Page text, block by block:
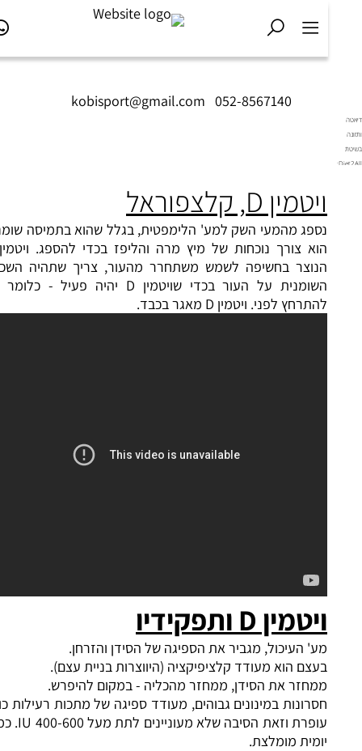
kobisport@gmail.com|052-8567140
Diet2All:
ויטמין D, קלצפוראל
נספג מהמעי השק למע' הלימפטית, בגלל שהוא בתמיסה שומנית
הוא צורך נוכחות של מיץ מרה והליפז בכדי להספג. ויטמין D
הנוצר בחשיפה לשמש משתחרר מהעור, צריך שתהיה השכבה
השומנית על העור בכדי שויטמין D יהיה פעיל - כלומר לא
להתרחץ לפני. ויטמין D מאגר בכבד.
ויטמין D ותפקידיו
מע' העיכול, מגביר את הספיגה של הסידן והזרחן.
בעצם הוא מעודד קלציפיקציה (היווצרות בניית עצם).
ממחזר את הסידן, ממחזר מהכליה - במקום להיפרש.
חסרונות במינונים גבוהים, מעודד ספיגה של מתכות רעילות כולל
עופרת וזאת הסיבה שלא מעוניינים לתת מעל 400-600 IU. כמות
יומית מומלצת.